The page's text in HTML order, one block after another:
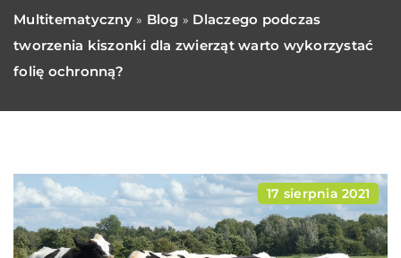
Multitematyczny» Blog » Dlaczego podczas
tworzenia kiszonki dla zwierząt warto wykorzystać
folię ochronną?
17 sierpnia 2021